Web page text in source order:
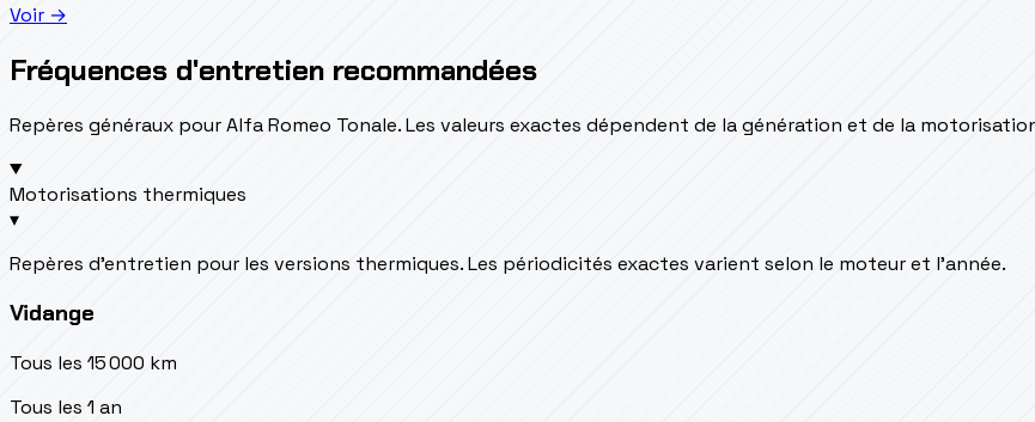
Voir →
Fréquences d'entretien recommandées
Repères généraux pour Alfa Romeo Tonale. Les valeurs exactes dépendent de la génération et de la
Motorisations thermiques
▾
Repères d’entretien pour les versions thermiques. Les périodicités exactes varient selon le moteur et l’année.
Vidange
Tous les 15 000 km
Tous les 1 an